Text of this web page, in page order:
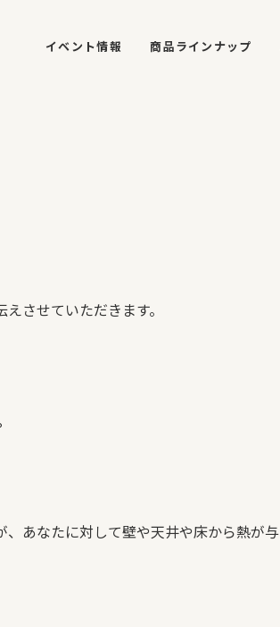
イベント情報 商品ラインナップ
させていただきます。
、あなたに対して壁や天井や床から熱が与